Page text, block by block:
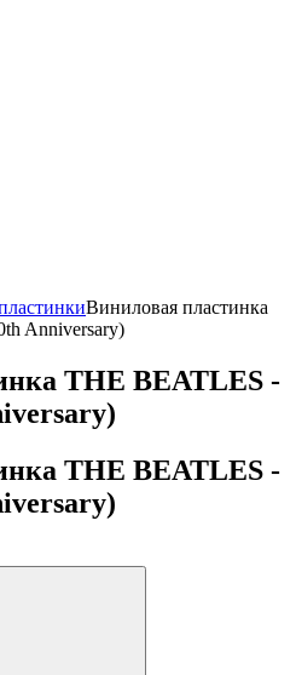
Виниловая пластинка
Anniversary)
THE BEATLES -
THE BEATLES -